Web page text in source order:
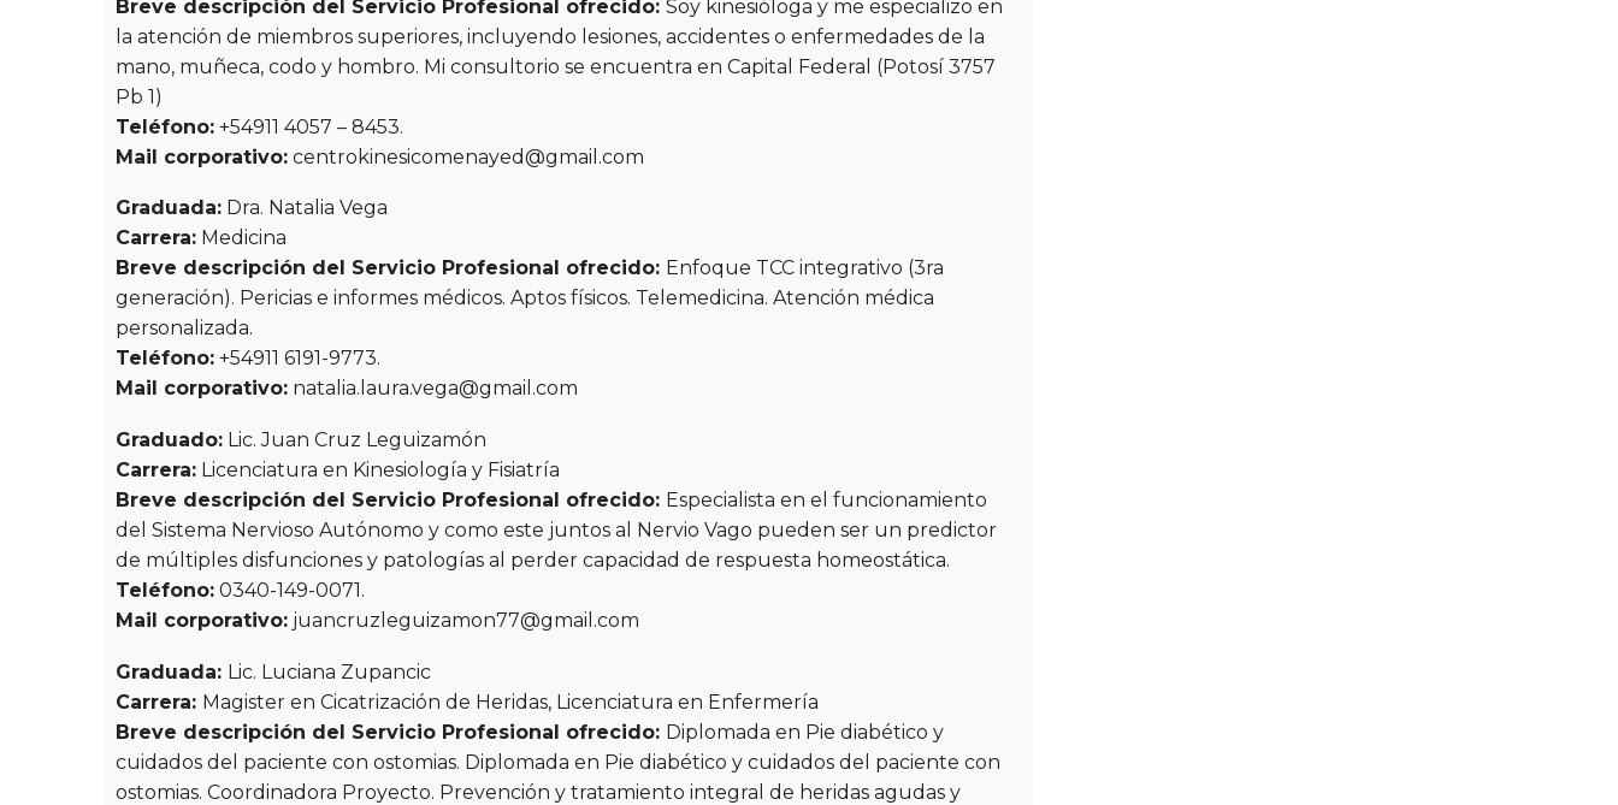
Breve descripción del Servicio Profesional ofrecido: Soy kinesióloga y me especializo en
la atención de miembros superiores, incluyendo lesiones, accidentes o enfermedades de la
mano, muñeca, codo y hombro. Mi consultorio se encuentra en Capital Federal (Potosí 3757
Pb 1)
Teléfono:+54911 4057 – 8453.
Mail corporativo: centrokinesicomenayed@gmail.com
Graduada:Dra. Natalia Vega
Carrera:Medicina
Breve descripción del Servicio Profesional ofrecido: Enfoque TCC integrativo (3ra
generación). Pericias e informes médicos. Aptos físicos. Telemedicina. Atención médica
personalizada.
Teléfono:+54911 6191-9773.
Mail corporativo: natalia.laura.vega@gmail.com
Graduado:Lic. Juan Cruz Leguizamón
Carrera:Licenciatura en Kinesiología y Fisiatría
Breve descripción del Servicio Profesional ofrecido: Especialista en el funcionamiento
del Sistema Nervioso Autónomo y como este juntos al Nervio Vago pueden ser un predictor
de múltiples disfunciones y patologías al perder capacidad de respuesta homeostática.
Teléfono:0340-149-0071.
Mail corporativo:juancruzleguizamon77@gmail.com
Graduada: Lic. Luciana Zupancic
Carrera: Magister en Cicatrización de Heridas, Licenciatura en Enfermería
Breve descripción del Servicio Profesional ofrecido: Diplomada en Pie diabético y
cuidados del paciente con ostomias. Diplomada en Pie diabético y cuidados del paciente con
ostomias. Coordinadora Proyecto. Prevención y tratamiento integral de heridas agudas y